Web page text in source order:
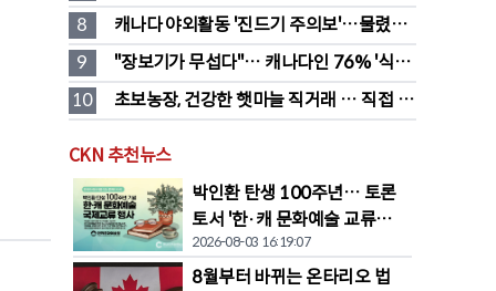
첫 홀인원 주인공
8
캐나다 야외활동 '진드기 주의보'…물렸을
때 올바른 대처법은?
9
"장보기가 무섭다"… 캐나다인 76% '식료
품값이 가장 부담'
10
초보농장, 건강한 햇마늘 직거래 … 직접 만
든 전통 장류도 판매
CKN 추천뉴스
박인환 탄생 100주년… 토론
토서 '한·캐 문화예술 교류전'
열린다
2026-08-03 16:19:07
8월부터 바뀌는 온타리오 법